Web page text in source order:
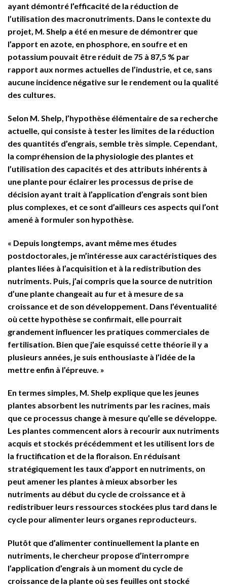
ayant démontré l’efficacité de la réduction de
l’utilisation des macronutriments. Dans le contexte du
projet, M. Shelp a été en mesure de démontrer que
l’apport en azote, en phosphore, en soufre et en
potassium pouvait être réduit de 75 à 87,5 % par
rapport aux normes actuelles de l’industrie, et ce, sans
aucune incidence négative sur le rendement ou la qualité
des cultures.
Selon M. Shelp, l’hypothèse élémentaire de sa recherche
actuelle, qui consiste à tester les limites de la réduction
des quantités d’engrais, semble très simple. Cependant,
la compréhension de la physiologie des plantes et
l’utilisation des capacités et des attributs inhérents à
une plante pour éclairer les processus de prise de
décision ayant trait à l’application d’engrais sont bien
plus complexes, et ce sont d’ailleurs ces aspects qui l’ont
amené à formuler son hypothèse.
« Depuis longtemps, avant même mes études
postdoctorales, je m’intéresse aux caractéristiques des
plantes liées à l’acquisition et à la redistribution des
nutriments. Puis, j’ai compris que la source de nutrition
d’une plante changeait au fur et à mesure de sa
croissance et de son développement. Dans l’éventualité
où cette hypothèse se confirmait, elle pourrait
grandement influencer les pratiques commerciales de
fertilisation. Bien que j’aie esquissé cette théorie il y a
plusieurs années, je suis enthousiaste à l’idée de la
mettre enfin à l’épreuve. »
En termes simples, M. Shelp explique que les jeunes
plantes absorbent les nutriments par les racines, mais
que ce processus change à mesure qu’elle se développe.
Les plantes commencent alors à recourir aux nutriments
acquis et stockés précédemment et les utilisent lors de
la fructification et de la floraison. En réduisant
stratégiquement les taux d’apport en nutriments, on
peut amener les plantes à mieux absorber les
nutriments au début du cycle de croissance et à
redistribuer leurs ressources stockées plus tard dans le
cycle pour alimenter leurs organes reproducteurs.
Plutôt que d’alimenter continuellement la plante en
nutriments, le chercheur propose d’interrompre
l’application d’engrais à un moment du cycle de
croissance de la plante où ses feuilles ont stocké